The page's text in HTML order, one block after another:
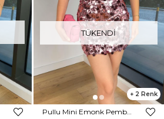
TÜKENDI
2
Pullu Mini Emonk Pembe Kadın Etek 25Y544